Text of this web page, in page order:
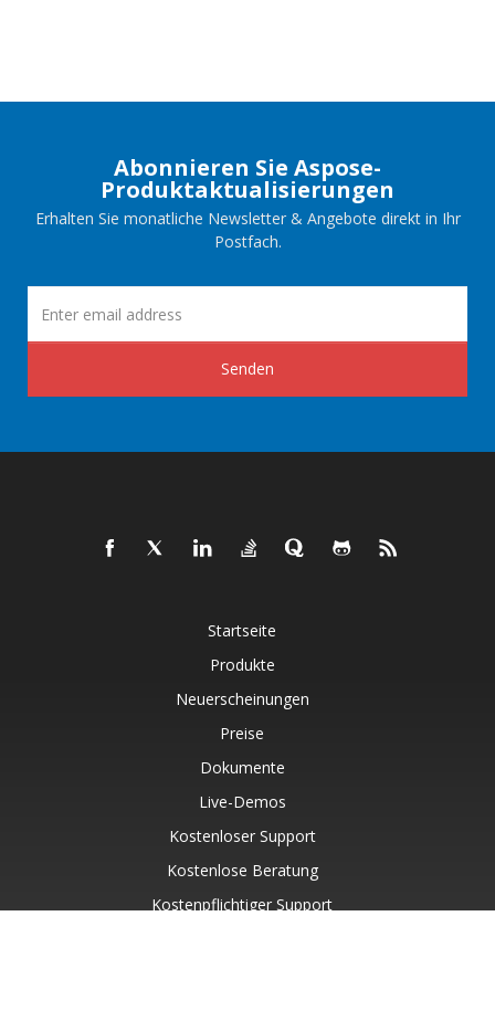
Abonnieren Sie Aspose-
Produktaktualisierungen
Erhalten Sie monatliche Newsletter & Angebote direkt in Ihr
Postfach.
Senden
Startseite
Produkte
Neuerscheinungen
Preise
Dokumente
Live-Demos
Kostenloser Support
Kostenlose Beratung
Kostenpflichtiger Support